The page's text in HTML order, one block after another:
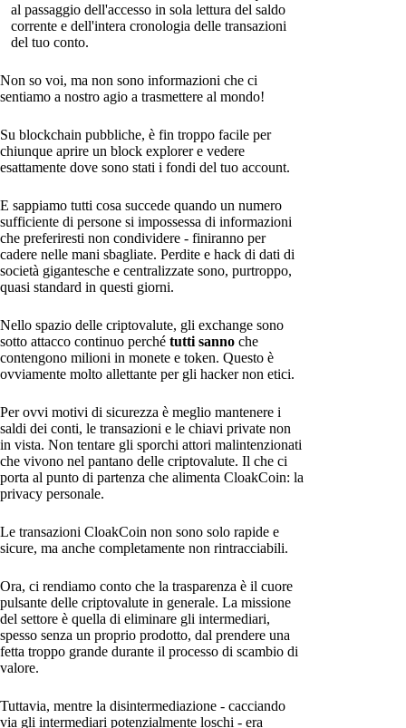
al passaggio dell'accesso in sola lettura del saldo
corrente e dell'intera cronologia delle transazioni
del tuo conto.
Non so voi, ma non sono informazioni che ci
sentiamo a nostro agio a trasmettere al mondo!
Su blockchain pubbliche, è fin troppo facile per
chiunque aprire un block explorer e vedere
esattamente dove sono stati i fondi del tuo account.
E sappiamo tutti cosa succede quando un numero
sufficiente di persone si impossessa di informazioni
che preferiresti non condividere - finiranno per
cadere nelle mani sbagliate. Perdite e hack di dati di
società gigantesche e centralizzate sono, purtroppo,
quasi standard in questi giorni.
Nello spazio delle criptovalute, gli exchange sono
sotto attacco continuo perché tutti sanno che
contengono milioni in monete e token. Questo è
ovviamente molto allettante per gli hacker non etici.
Per ovvi motivi di sicurezza è meglio mantenere i
saldi dei conti, le transazioni e le chiavi private non
in vista. Non tentare gli sporchi attori malintenzionati
che vivono nel pantano delle criptovalute. Il che ci
porta al punto di partenza che alimenta CloakCoin: la
privacy personale.
Le transazioni CloakCoin non sono solo rapide e
sicure, ma anche completamente non rintracciabili.
Ora, ci rendiamo conto che la trasparenza è il cuore
pulsante delle criptovalute in generale. La missione
del settore è quella di eliminare gli intermediari,
spesso senza un proprio prodotto, dal prendere una
fetta troppo grande durante il processo di scambio di
valore.
Tuttavia, mentre la disintermediazione - cacciando
via gli intermediari potenzialmente loschi - era